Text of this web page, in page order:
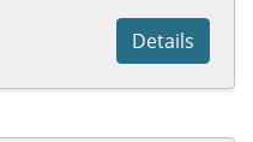
Details